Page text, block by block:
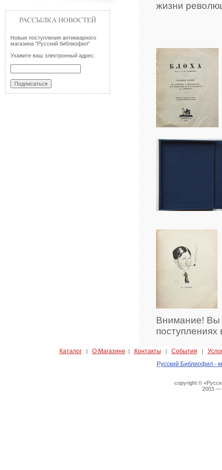
Новые поступления антикварного
магазина "Русский библиофил"
Укажите ваш электронный адрес:
жизни
Внимание! Вы
Каталог| О Магазине | Контакты | События |
Русский Библиофил -
copyright ©
2003 —